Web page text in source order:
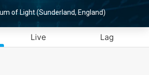
of Light (Sunderland, England)
Live Lag